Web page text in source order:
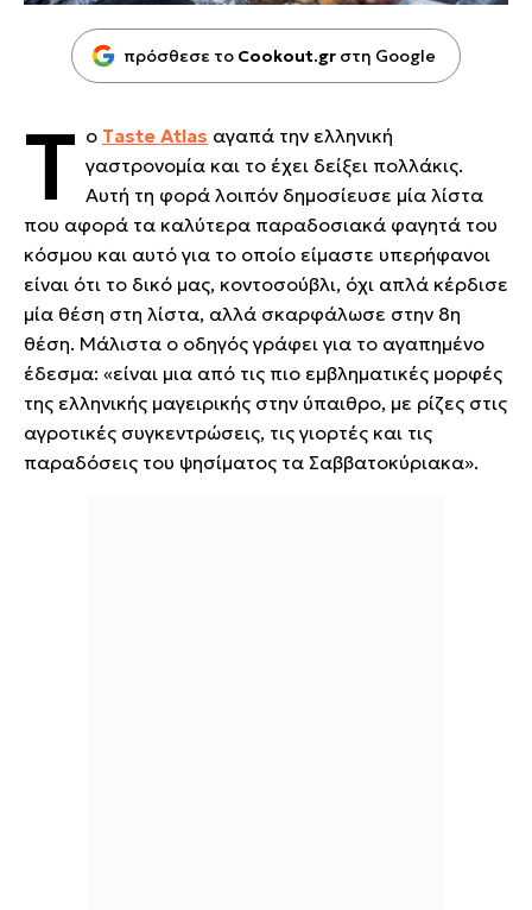
πρόσθεσε το Cookout.gr στη Google
Τ ο Taste Atlas αγαπά την ελληνική
γαστρονομία και το έχει δείξει πολλάκις.
Αυτή τη φορά λοιπόν δημοσίευσε μία λίστα
που αφορά τα καλύτερα παραδοσιακά φαγητά του
κόσμου και αυτό για το οποίο είμαστε υπερήφανοι
είναι ότι το δικό μας, κοντοσούβλι, όχι απλά κέρδισε
μία θέση στη λίστα, αλλά σκαρφάλωσε στην 8η
θέση. Μάλιστα ο οδηγός γράφει για το αγαπημένο
έδεσμα: «είναι μια από τις πιο εμβληματικές μορφές
της ελληνικής μαγειρικής στην ύπαιθρο, με ρίζες στις
αγροτικές συγκεντρώσεις, τις γιορτές και τις
παραδόσεις του ψησίματος τα Σαββατοκύριακα».